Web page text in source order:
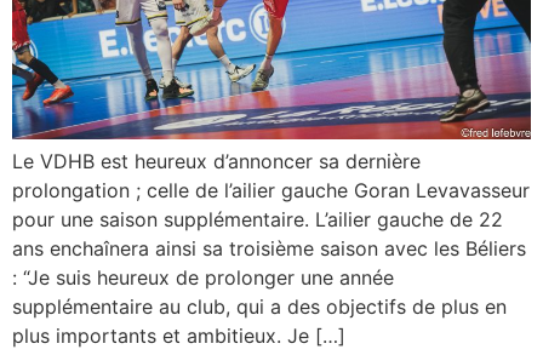
Le VDHB est heureux d’annoncer sa dernière
prolongation ; celle de l’ailier gauche Goran Levavasseur
pour une saison supplémentaire. L’ailier gauche de 22
ans enchaînera ainsi sa troisième saison avec les Béliers
: “Je suis heureux de prolonger une année
supplémentaire au club, qui a des objectifs de plus en
plus importants et ambitieux. Je […]